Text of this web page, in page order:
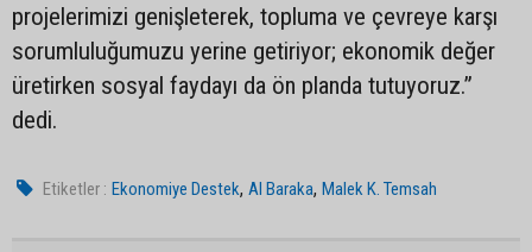
projelerimizi genişleterek, topluma ve çevreye karşı
sorumluluğumuzu yerine getiriyor; ekonomik değer
üretirken sosyal faydayı da ön planda tutuyoruz.”
dedi.
Etiketler : Ekonomiye Destek, Al Baraka,Malek K. Temsah